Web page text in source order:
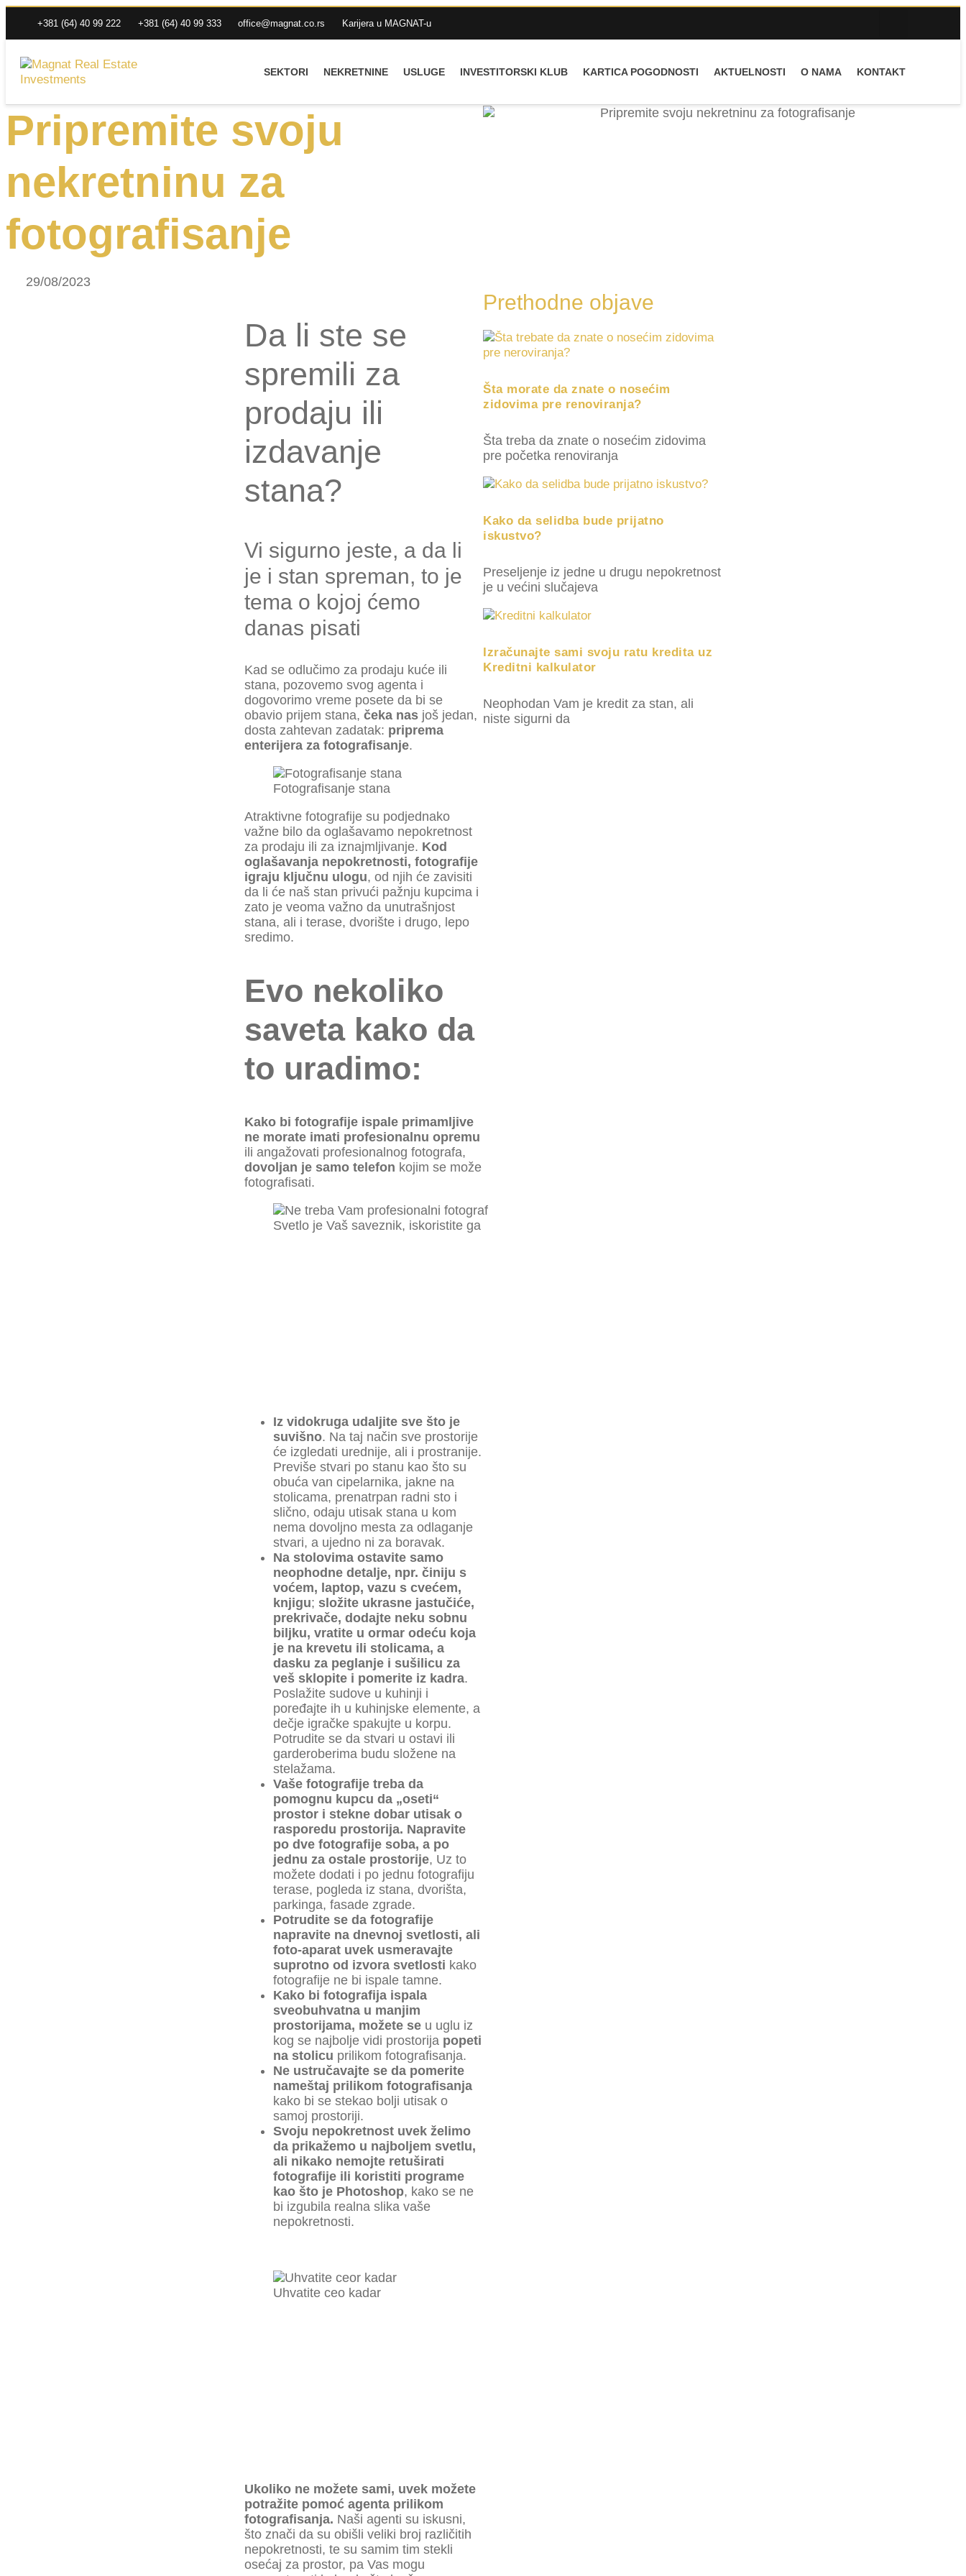
+381 (64) 40 99 222 +381 (64) 40 99 333 office@magnat.co.rs Karijera u MAGNAT-u
SEKTORI NEKRETNINE USLUGE INVESTITORSKI KLUB KARTICA POGODNOSTI AKTUELNOSTI O NAMA KONTAKT
Pripremite svoju
nekretninu za
fotografisanje
29/08/2023
Da li ste se
spremili za
prodaju ili
izdavanje
stana?
Vi sigurno jeste, a da li
je i stan spreman, to je
tema o kojoj ćemo
danas pisati
Kad se odlučimo za prodaju kuće ili
stana, pozovemo svog agenta i
dogovorimo vreme posete da bi se
obavio prijem stana, čeka nas još jedan,
dosta zahtevan zadatak: priprema
enterijera za fotografisanje.
Fotografisanje stana
Atraktivne fotografije su podjednako
važne bilo da oglašavamo nepokretnost
za prodaju ili za iznajmljivanje. Kod
oglašavanja nepokretnosti, fotografije
igraju ključnu ulogu, od njih će zavisiti
da li će naš stan privući pažnju kupcima i
zato je veoma važno da unutrašnjost
stana, ali i terase, dvorište i drugo, lepo
sredimo.
Evo nekoliko
saveta kako da
to uradimo:
Kako bi fotografije ispale primamljive
ne morate imati profesionalnu opremu
ili angažovati profesionalnog fotografa,
dovoljan je samo telefon kojim se može
fotografisati.
Svetlo je Vaš saveznik, iskoristite ga
Iz vidokruga udaljite sve što je
suvišno. Na taj način sve prostorije
će izgledati urednije, ali i prostranije.
Previše stvari po stanu kao što su
obuća van cipelarnika, jakne na
stolicama, prenatrpan radni sto i
slično, odaju utisak stana u kom
nema dovoljno mesta za odlaganje
stvari, a ujedno ni za boravak.
Na stolovima ostavite samo
neophodne detalje, npr. činiju s
voćem, laptop, vazu s cvećem,
knjigu; složite ukrasne jastučiće,
prekrivače, dodajte neku sobnu
biljku, vratite u ormar odeću koja
je na krevetu ili stolicama, a
dasku za peglanje i sušilicu za
veš sklopite i pomerite iz kadra.
Poslažite sudove u kuhinji i
poređajte ih u kuhinjske elemente, a
dečje igračke spakujte u korpu.
Potrudite se da stvari u ostavi ili
garderoberima budu složene na
stelažama.
Vaše fotografije treba da
pomognu kupcu da „oseti“
prostor i stekne dobar utisak o
rasporedu prostorija. Napravite
po dve fotografije soba, a po
jednu za ostale prostorije, Uz to
možete dodati i po jednu fotografiju
terase, pogleda iz stana, dvorišta,
parkinga, fasade zgrade.
Potrudite se da fotografije
napravite na dnevnoj svetlosti, ali
foto-aparat uvek usmeravajte
suprotno od izvora svetlosti kako
fotografije ne bi ispale tamne.
Kako bi fotografija ispala
sveobuhvatna u manjim
prostorijama, možete se u uglu iz
kog se najbolje vidi prostorija popeti
na stolicu prilikom fotografisanja.
Ne ustručavajte se da pomerite
nameštaj prilikom fotografisanja
kako bi se stekao bolji utisak o
samoj prostoriji.
Svoju nepokretnost uvek želimo
da prikažemo u najboljem svetlu,
ali nikako nemojte retuširati
fotografije ili koristiti programe
kao što je Photoshop, kako se ne
bi izgubila realna slika vaše
nepokretnosti.
Uhvatite ceo kadar
Ukoliko ne možete sami, uvek možete
potražite pomoć agenta prilikom
fotografisanja. Naši agenti su iskusni,
što znači da su obišli veliki broj različitih
nepokretnosti, te su samim tim stekli
osećaj za prostor, pa Vas mogu
Prethodne objave
Šta morate da znate o nosećim
zidovima pre renoviranja?
Šta treba da znate o nosećim zidovima
pre početka renoviranja
Kako da selidba bude prijatno
iskustvo?
Preseljenje iz jedne u drugu nepokretnost
je u većini slučajeva
Izračunajte sami svoju ratu kredita uz
Kreditni kalkulator
Neophodan Vam je kredit za stan, ali
niste sigurni da